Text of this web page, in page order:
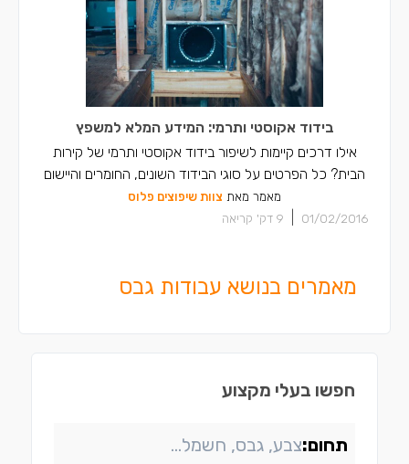
בידוד אקוסטי ותרמי: המידע המלא למשפץ
אילו דרכים קיימות לשיפור בידוד אקוסטי ותרמי של קירות
הבית? כל הפרטים על סוגי הבידוד השונים, החומרים והיישום
מאמר מאת צוות שיפוצים פלוס
01/02/2016
9 דק' קריאה
מאמרים בנושא עבודות גבס
חפשו בעלי מקצוע
תחום: